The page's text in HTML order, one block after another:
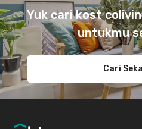
Yuk cari kost
untukmu
Cari